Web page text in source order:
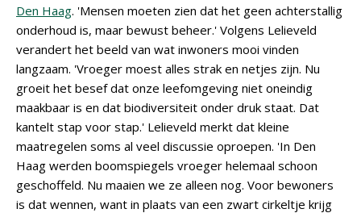
Den Haag. 'Mensen moeten zien dat het geen achterstallig
onderhoud is, maar bewust beheer.' Volgens Lelieveld
verandert het beeld van wat inwoners mooi vinden
langzaam. 'Vroeger moest alles strak en netjes zijn. Nu
groeit het besef dat onze leefomgeving niet oneindig
maakbaar is en dat biodiversiteit onder druk staat. Dat
kantelt stap voor stap.' Lelieveld merkt dat kleine
maatregelen soms al veel discussie oproepen. 'In Den
Haag werden boomspiegels vroeger helemaal schoon
geschoffeld. Nu maaien we ze alleen nog. Voor bewoners
is dat wennen, want in plaats van een zwart cirkeltje krijg